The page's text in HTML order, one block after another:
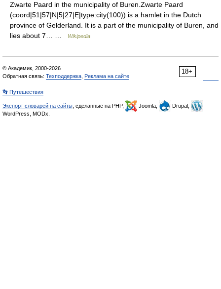
Zwarte Paard in the municipality of Buren.Zwarte Paard
(coord|51|57|N|5|27|E|type:city(100)) is a hamlet in the Dutch
province of Gelderland. It is a part of the municipality of Buren, and
lies about 7… …
Wikipedia
18+
© Академик, 2000-2026
Обратная связь: Техподдержка Реклама на сайте
👣 Путешествия
Экспорт словарей на сайты , сделанные на PHP, Joomla,
Drupal,
WordPress, MODx.